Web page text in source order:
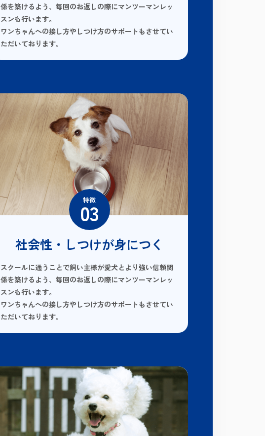
係を築けるよう、毎回のお返しの際にマンツーマンレッ
スンも行います。
ワンちゃんへの接し方やしつけ方のサポートもさせてい
ただいております。
特徴
03
社会性・しつけが身につく
スクールに通うことで飼い主様が愛犬とより強い信頼関
係を築けるよう、毎回のお返しの際にマンツーマンレッ
スンも行います。
ワンちゃんへの接し方やしつけ方のサポートもさせてい
ただいております。